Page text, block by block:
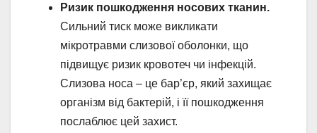
Ризик пошкодження носових тканин.
Сильний тиск може викликати
мікротравми слизової оболонки, що
підвищує ризик кровотеч чи інфекцій.
Слизова носа – це бар’єр, який захищає
організм від бактерій, і її пошкодження
послаблює цей захист.